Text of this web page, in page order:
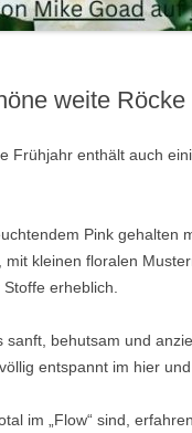
weite
Frühjahr enthält auch
Pink gehalten
kleinen floralen
erheblich.
behutsam und
entspannt im hier und
im „Flow“ sind,